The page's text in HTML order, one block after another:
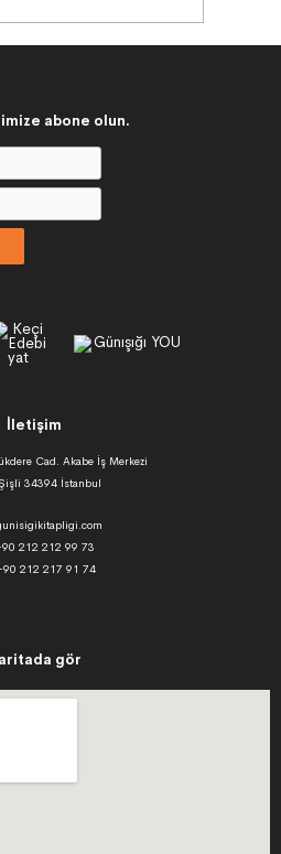
abone olun.
İletişim
Cad. Akabe İş Merkezi
34394 İstanbul
212 212 99 73
212 217 91 74
gör